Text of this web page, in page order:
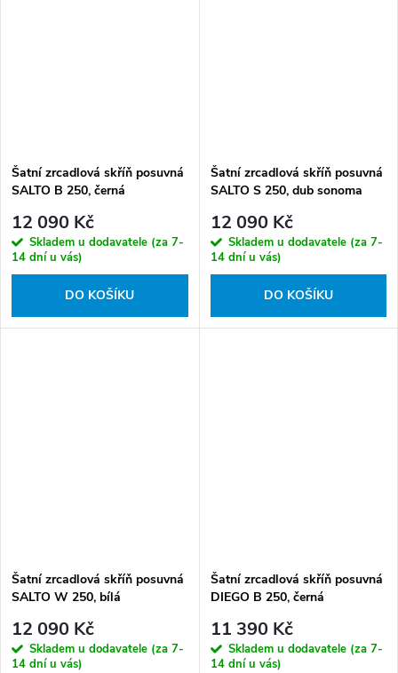
Šatní zrcadlová skříň posuvná
SALTO B 250, černá
12 090 Kč
Skladem u dodavatele (za 7-
14 dní u vás)
DO KOŠÍKU
Šatní zrcadlová skříň posuvná
SALTO S 250, dub sonoma
12 090 Kč
Skladem u dodavatele (za 7-
14 dní u vás)
DO KOŠÍKU
Šatní zrcadlová skříň posuvná
SALTO W 250, bílá
12 090 Kč
Skladem u dodavatele (za 7-
14 dní u vás)
Šatní zrcadlová skříň posuvná
DIEGO B 250, černá
11 390 Kč
Skladem u dodavatele (za 7-
14 dní u vás)